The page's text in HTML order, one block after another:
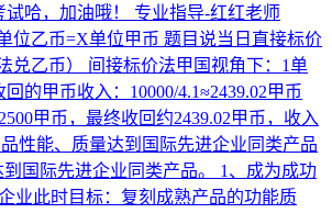
哈，加油哦！
专业指导-红红老师
位乙币=X单位甲币 题目说当日直接标价
兑乙币） 间接标价法甲国视角下：1单
的甲币收入：10000/4.1≈2439.02甲币
甲币，最终收回约2439.02甲币，收入
性能、质量达到国际先进企业同类产品
国际先进企业同类产品。 1、成为成功
业此时目标：复刻成熟产品的功能质